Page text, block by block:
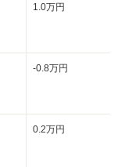
1.0万円
-0.8万円
0.2万円